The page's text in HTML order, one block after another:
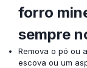
forro
sempre
Remova o pó ou
escova ou um